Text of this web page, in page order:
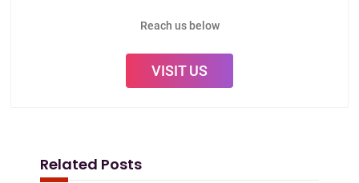
Reach us below
VISIT US
Related Posts